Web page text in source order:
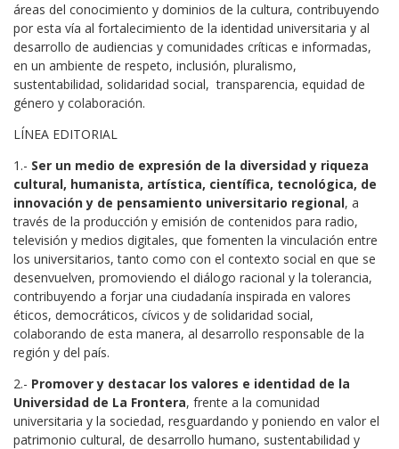
áreas del conocimiento y dominios de la cultura, contribuyendo
por esta vía al fortalecimiento de la identidad universitaria y al
desarrollo de audiencias y comunidades críticas e informadas,
en un ambiente de respeto, inclusión, pluralismo,
sustentabilidad, solidaridad social, transparencia, equidad de
género y colaboración.
LÍNEA EDITORIAL
1.- Ser un medio de expresión de la diversidad y riqueza
cultural, humanista, artística, científica, tecnológica, de
innovación y de pensamiento universitario regional, a
través de la producción y emisión de contenidos para radio,
televisión y medios digitales, que fomenten la vinculación entre
los universitarios, tanto como con el contexto social en que se
desenvuelven, promoviendo el diálogo racional y la tolerancia,
contribuyendo a forjar una ciudadanía inspirada en valores
éticos, democráticos, cívicos y de solidaridad social,
colaborando de esta manera, al desarrollo responsable de la
región y del país.
2.- Promover y destacar los valores e identidad de la
Universidad de La Frontera, frente a la comunidad
universitaria y la sociedad, resguardando y poniendo en valor el
patrimonio cultural, de desarrollo humano, sustentabilidad y